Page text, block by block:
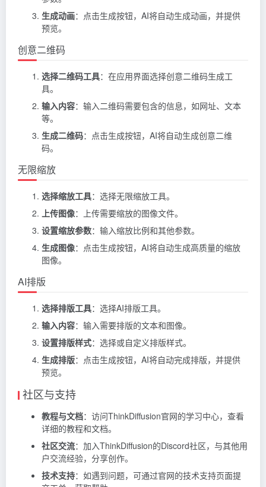
生成动画：点击生成按钮，AI将自动生成动画，并提供
预览。
创意二维码
选择二维码工具：在应用界面选择创意二维码生成工
具。
输入内容：输入二维码需要包含的信息，如网址、文本
等。
生成二维码：点击生成按钮，AI将自动生成创意二维
码。
无限缩放
选择缩放工具：选择无限缩放工具。
上传图像：上传需要缩放的图像文件。
设置缩放参数：输入缩放比例和其他参数。
生成图像：点击生成按钮，AI将自动生成高质量的缩放
图像。
AI排版
选择排版工具：选择AI排版工具。
输入内容：输入需要排版的文本和图像。
设置排版样式：选择或自定义排版样式。
生成排版：点击生成按钮，AI将自动完成排版，并提供
预览。
社区与支持
教程与文档：访问ThinkDiffusion官网的学习中心，查看
详细的教程和文档。
社区交流：加入ThinkDiffusion的Discord社区，与其他用
户交流经验，分享创作。
技术支持：如遇到问题，可通过官网的技术支持页面提